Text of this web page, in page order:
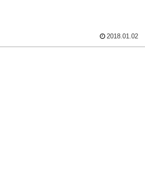
2018.01.02